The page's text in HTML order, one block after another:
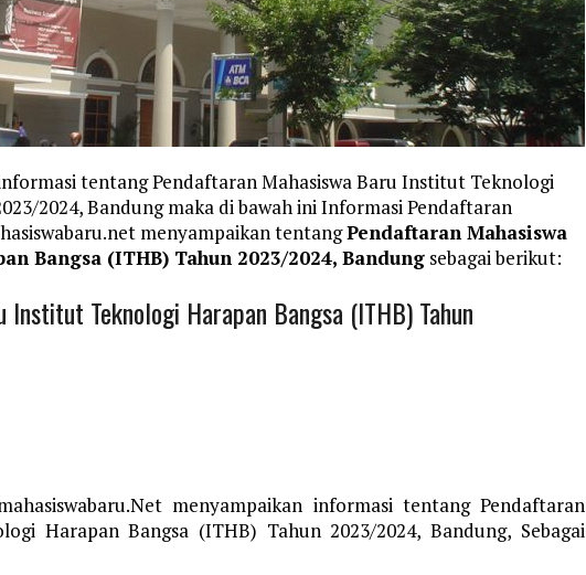
tentang Pendaftaran Mahasiswa Baru Institut Teknologi
2024, Bandung maka di bawah ini Informasi Pendaftaran
menyampaikan tentangPendaftaran Mahasiswa
Bangsa (ITHB) Tahun 2023/2024, Bandung sebagai berikut:
Teknologi Harapan Bangsa (ITHB) Tahun
menyampaikan informasi tentang Pendaftaran
Harapan Bangsa (ITHB) Tahun 2023/2024, Bandung, Sebagai